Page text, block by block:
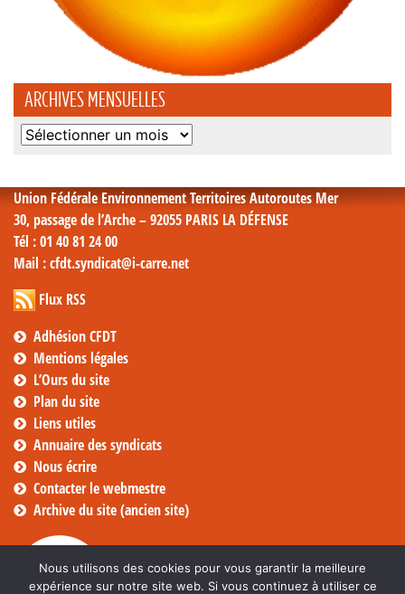
ARCHIVES MENSUELLES
Archives
Union Fédérale Environnement Territoires Autoroutes Mer
30, passage de l’Arche – 92055 PARIS LA DÉFENSE
Tél : 01 40 81 24 00
Mail : cfdt.syndicat@i-carre.net
Flux RSS
Adhésion CFDT
Mentions légales
L’Ours du site
Plan du site
Liens utiles
Annuaire des syndicats
Nous écrire
Contacter le webmestre
Archive du site (ancien site)
Nous utilisons des cookies pour vous garantir la meilleure
expérience sur notre site web. Si vous continuez à utiliser ce